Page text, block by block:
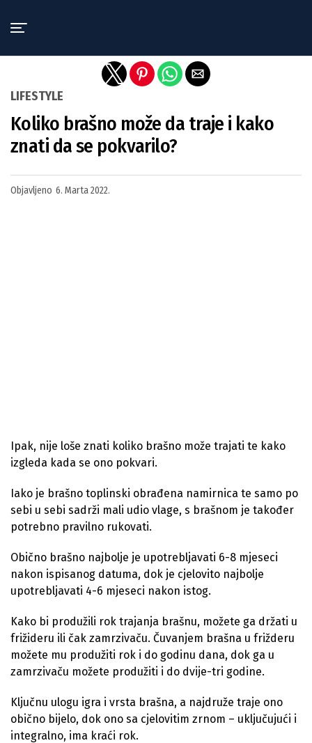
LIFESTYLE
Koliko brašno može da traje i kako
znati da se pokvarilo?
Objavljeno 6. Marta 2022.
Ipak, nije loše znati koliko brašno može trajati te kako
izgleda kada se ono pokvari.
Iako je brašno toplinski obrađena namirnica te samo po
sebi u sebi sadrži mali udio vlage, s brašnom je također
potrebno pravilno rukovati.
Obično brašno najbolje je upotrebljavati 6-8 mjeseci
nakon ispisanog datuma, dok je cjelovito najbolje
upotrebljavati 4-6 mjeseci nakon istog.
Kako bi produžili rok trajanja brašnu, možete ga držati u
frižideru ili čak zamrzivaču. Čuvanjem brašna u frižderu
možete mu produžiti rok i do godinu dana, dok ga u
zamrzivaču možete produžiti i do dvije-tri godine.
Ključnu ulogu igra i vrsta brašna, a najdruže traje ono
obično bijelo, dok ono sa cjelovitim zrnom – uključujući i
integralno, ima kraći rok.